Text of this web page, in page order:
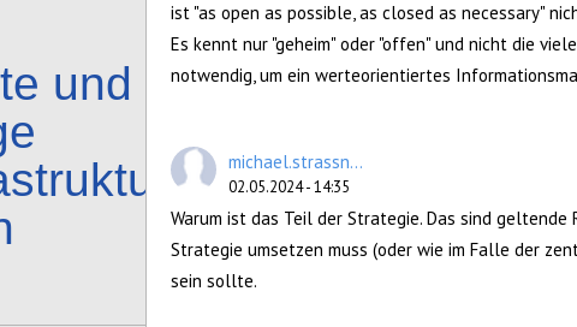
und
ist "as open as possible, as closed as necessary"
Es kennt nur "geheim" oder "offen" und nicht die
notwendig, um ein werteorientiertes
michael.strassn...
02.05.2024 - 14:35
Warum ist das Teil der Strategie. Das sind geltende
Strategie umsetzen muss (oder wie im Falle der
sein sollte.